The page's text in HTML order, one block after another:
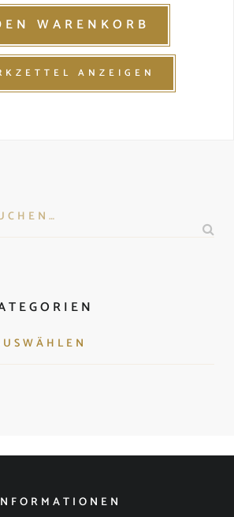
WARENKORB
ANZEIGEN